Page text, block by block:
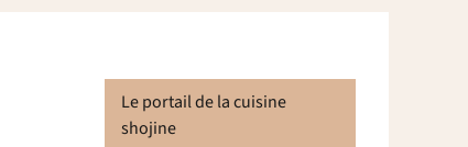
Le portail de la cuisine
shojine